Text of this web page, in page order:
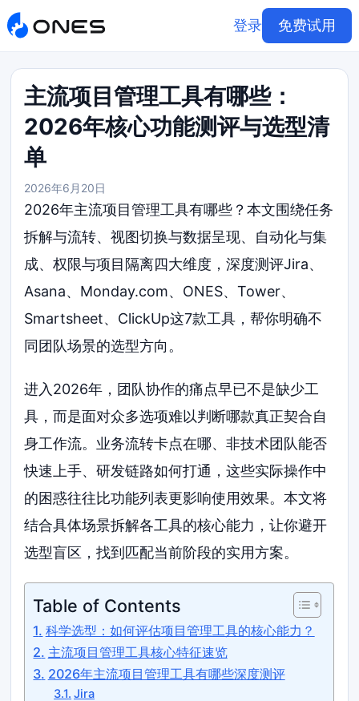
登录 免费试用
主流项目管理工具有哪些：
2026年核心功能测评与选型清
单
2026年6月20日
2026年主流项目管理工具有哪些？本文围绕任务
拆解与流转、视图切换与数据呈现、自动化与集
成、权限与项目隔离四大维度，深度测评Jira、
Asana、Monday.com、ONES、Tower、
Smartsheet、ClickUp这7款工具，帮你明确不
同团队场景的选型方向。
进入2026年，团队协作的痛点早已不是缺少工
具，而是面对众多选项难以判断哪款真正契合自
身工作流。业务流转卡点在哪、非技术团队能否
快速上手、研发链路如何打通，这些实际操作中
的困惑往往比功能列表更影响使用效果。本文将
结合具体场景拆解各工具的核心能力，让你避开
选型盲区，找到匹配当前阶段的实用方案。
Table of Contents
科学选型：如何评估项目管理工具的核心能力？
主流项目管理工具核心特征速览
2026年主流项目管理工具有哪些深度测评
Jira